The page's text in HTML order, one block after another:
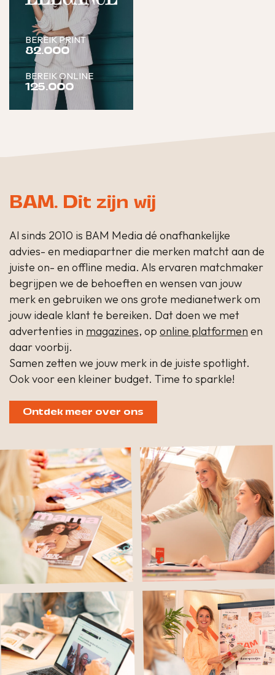
BEREIK PRINT
82.000
BEREIK ONLINE
125.000
BAM. Dit zijn wij
Al sinds 2010 is BAM Media dé onafhankelijke
advies- en mediapartner die merken matcht aan de
juiste on- en offline media. Als ervaren matchmaker
begrijpen we de behoeften en wensen van jouw
merk en gebruiken we ons grote medianetwerk om
jouw ideale klant te bereiken. Dat doen we met
advertenties in magazines, op online platformen en
daar voorbij.
Samen zetten we jouw merk in de juiste spotlight.
Ook voor een kleiner budget. Time to sparkle!
Ontdek meer over ons